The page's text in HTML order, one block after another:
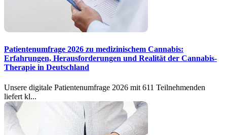
Patientenumfrage 2026 zu medizinischem Cannabis:
Erfahrungen, Herausforderungen und Realität der Cannabis-
Therapie in Deutschland
Unsere digitale Patientenumfrage 2026 mit 611 Teilnehmenden
liefert kl...